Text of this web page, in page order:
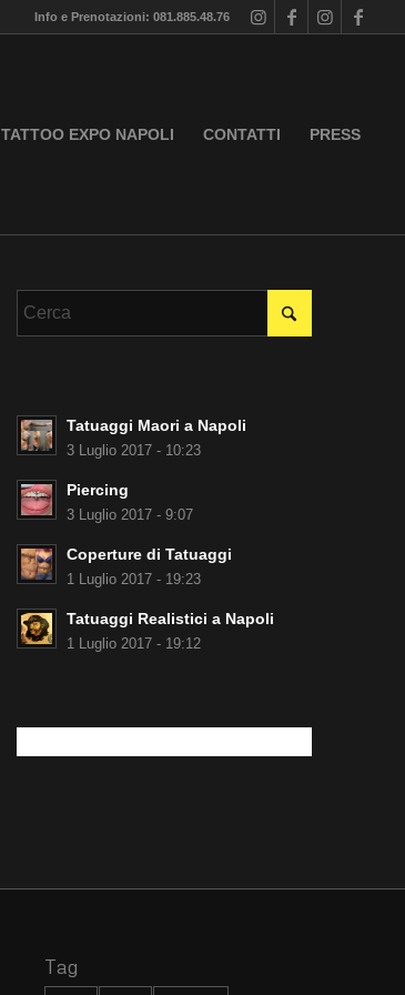
Info e Prenotazioni: 081.885.48.76
TATTOO EXPO NAPOLI CONTATTI PRESS
Tatuaggi Maori a Napoli
3 Luglio 2017 - 10:23
Piercing
3 Luglio 2017 - 9:07
Coperture di Tatuaggi
1 Luglio 2017 - 19:23
Tatuaggi Realistici a Napoli
1 Luglio 2017 - 19:12
Tag